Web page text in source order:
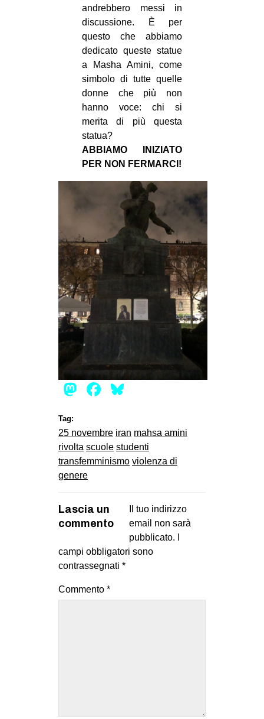
andrebbero messi in
discussione. È per
questo che abbiamo
dedicato queste statue
a Masha Amini, come
simbolo di tutte quelle
donne che più non
hanno voce: chi si
merita di più questa
statua?
ABBIAMO INIZIATO
PER NON FERMARCI!
Mastodon
Facebook
Tag:
25 novembre iran mahsa amini
rivolta scuole studenti
transfemminismo violenza di
genere
Lascia un
commento
Il tuo indirizzo
email non sarà
pubblicato.
campi obbligatori sono
contrassegnati *
Commento *